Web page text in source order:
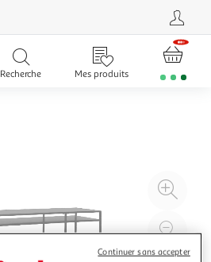
Recherche Mes produits
à
Continuer sans accepter